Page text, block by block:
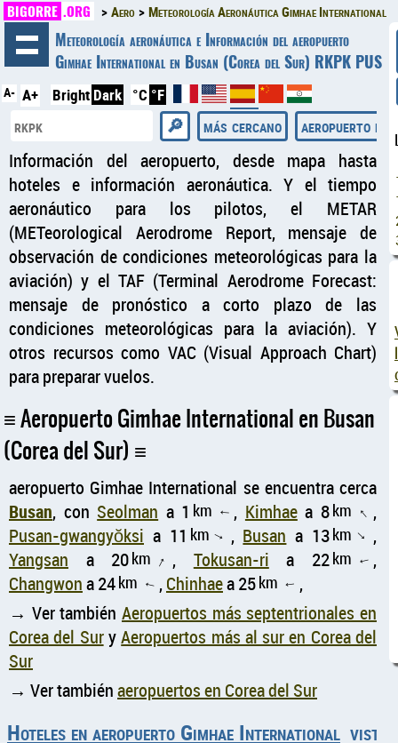
BIGORRE .ORG Aero Meteorología Aeronáutica Gimhae International
Meteorología aeronáutica e Información del aeropuerto
Gimhae International en Busan (Corea del Sur) RKPK PUS
A- A+ Bright Dark °C °F
más cercano
aeropuerto de
Información del aeropuerto, desde mapa hasta
hoteles e información aeronáutica. Y el tiempo
aeronáutico para los pilotos, el METAR
(METeorological Aerodrome Report, mensaje de
observación de condiciones meteorológicas para la
aviación) y el TAF (Terminal Aerodrome Forecast:
mensaje de pronóstico a corto plazo de las
condiciones meteorológicas para la aviación). Y
otros recursos como VAC (Visual Approach Chart)
para preparar vuelos.
Aeropuerto Gimhae International en Busan
(Corea del Sur)
aeropuerto Gimhae International se encuentra cerca
Busan, con Seolman a 1 km ↑ , Kimhaea 8km ↑ ,
Pusan-gwangyŏksi a 11 km ↑ , Busan a 13km ↑ ,
Yangsan a 20km ↑ , Tokusan-ri a 22km ↑ ,
Changwona 24km ↑ ,Chinhaea 25km ↑
,
→ Ver también Aeropuertos más septentrionales en
Corea del SuryAeropuertos más al sur en Corea del
Sur
→ Ver tambiénaeropuertos en Corea del Sur
Hoteles en aeropuerto Gimhae International vista
◄